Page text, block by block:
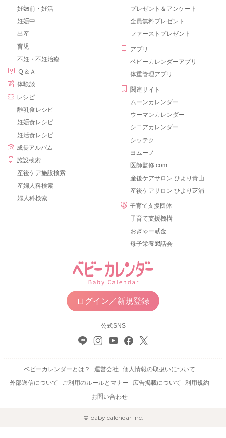
妊娠前・妊活
妊娠中
出産
育児
不妊・不妊治療
Ｑ＆Ａ
体験談
レシピ
離乳食レシピ
妊娠食レシピ
妊活食レシピ
成長アルバム
施設検索
産後ケア施設検索
産婦人科検索
婦人科検索
プレゼント＆アンケート
全員無料プレゼント
ファーストプレゼント
アプリ
ベビーカレンダーアプリ
体重管理アプリ
関連サイト
ムーンカレンダー
ウーマンカレンダー
シニアカレンダー
シッテク
ヨムーノ
医師監修.com
産後ケアサロン ひより青山
産後ケアサロン ひより芝浦
子育て支援団体
子育て支援機構
おぎゃー献金
母子栄養懇話会
ログイン／新規登録
公式SNS
ベビーカレンダーとは？ 運営会社
個人情報の取扱いについて
外部送信について
ご利用のルールとマナー 広告掲載について
利用規約
お問い合わせ
© baby calendar Inc.